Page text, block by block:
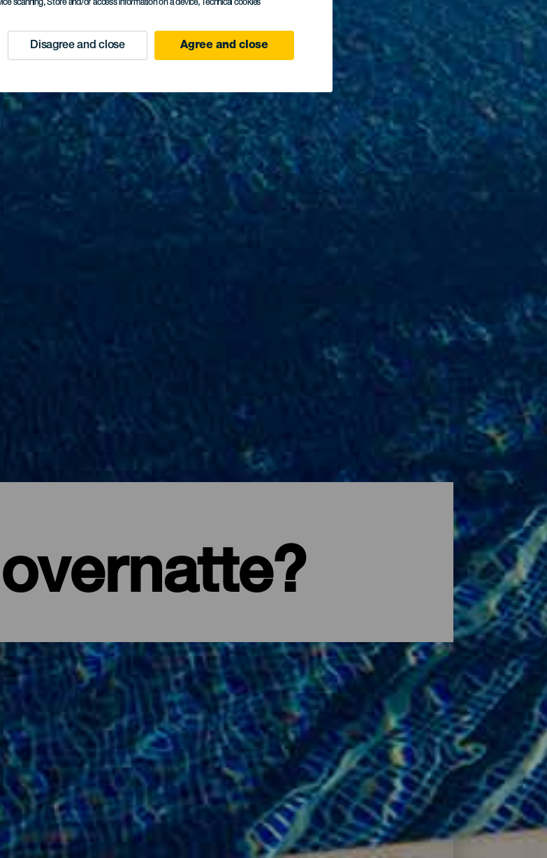
scanning, Store and/or access information on a device, Technical cookies
Disagree and close Agree and close
ved sjøen, en drømmehelg midt i et priviligert naturområde eller noen dager for å koble
for å pakke kofferten og sette kursen mot Kanariøyene, det perfekte reisemålet hvor
klima året rundt, landskap som er like overveldende som annerledes og
sammen med andre, det være seg en kjæreste eller familien, eller du er en eventyrer
en person som liker ro og fred og ønsker å slappe av, finner du ditt sted her. På